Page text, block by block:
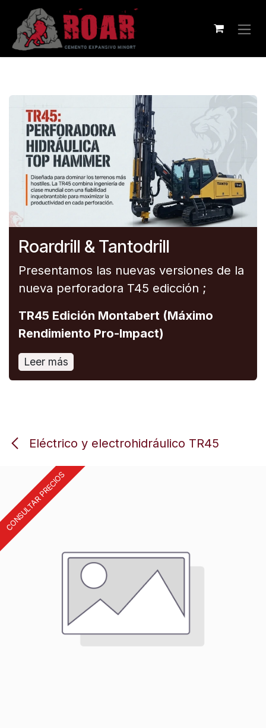
Ir al contenido
Roardrill & Tantodrill
Presentamos las nuevas versiones de la
nueva perforadora T45 edicción ;
TR45 Edición Montabert (Máximo
Rendimiento Pro-Impact)
Leer más
Eléctrico y electrohidráulico TR45
CONSULTAR PRECIOS